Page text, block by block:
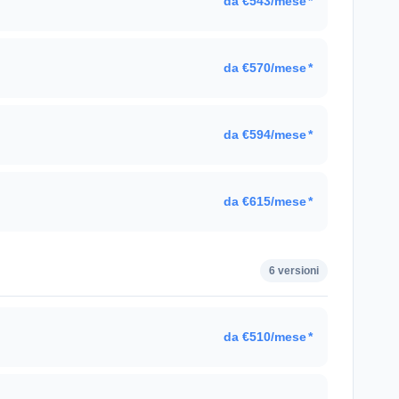
da €570/mese*
da €594/mese*
da €615/mese*
6 versioni
da €510/mese*